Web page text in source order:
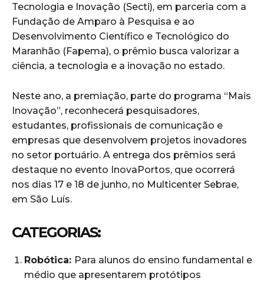
Tecnologia e Inovação (Secti), em parceria com a
Fundação de Amparo à Pesquisa e ao
Desenvolvimento Científico e Tecnológico do
Maranhão (Fapema), o prêmio busca valorizar a
ciência, a tecnologia e a inovação no estado.
Neste ano, a premiação, parte do programa “Mais
Inovação”, reconhecerá pesquisadores,
estudantes, profissionais de comunicação e
empresas que desenvolvem projetos inovadores
no setor portuário. A entrega dos prêmios será
destaque no evento InovaPortos, que ocorrerá
nos dias 17 e 18 de junho, no Multicenter Sebrae,
em São Luís.
CATEGORIAS:
Robótica: Para alunos do ensino fundamental e
médio que apresentarem protótipos